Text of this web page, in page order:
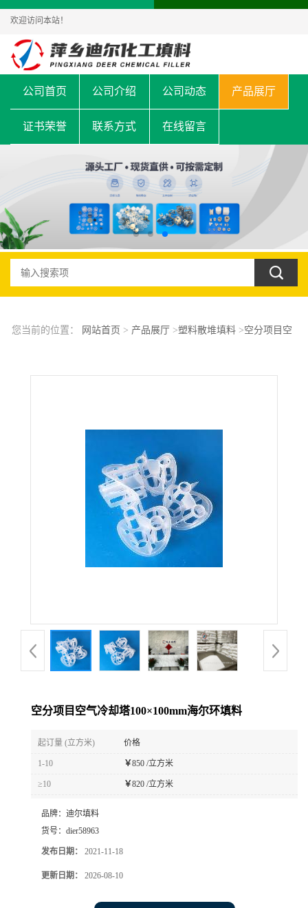
欢迎访问本站！
公司首页 公司介绍 公司动态 产品展厅
证书荣誉 联系方式 在线留言
您当前的位置： 网站首页 > 产品展厅>塑料散堆填料>空分项目空
空分项目空气冷却塔100×100mm海尔环填料
起订量 (立方米) 价格
1-10 ￥850 /立方米
≥10 ￥820 /立方米
品牌： 迪尔填料
货号： dier58963
发布日期： 2021-11-18
更新日期： 2026-08-10